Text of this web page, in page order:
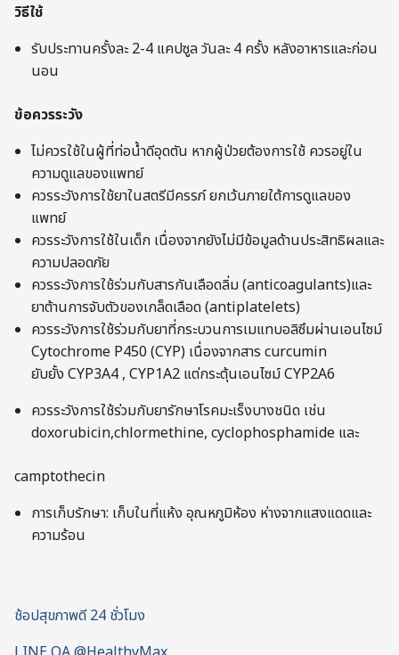
วิธีใช้
รับประทานครั้งละ 2-4 แคปซูล วันละ 4 ครั้ง หลังอาหารและก่อน
นอน
ข้อควรระวัง
ไม่ควรใช้ในผู้ที่ท่อน้ำดีอุดตัน หากผู้ป่วยต้องการใช้ ควรอยู่ใน
ความดูแลของแพทย์
ควรระวังการใช้ยาในสตรีมีครรภ์ ยกเว้นภายใต้การดูแลของ
แพทย์
ควรระวังการใช้ในเด็ก เนื่องจากยังไม่มีข้อมูลด้านประสิทธิผลและ
ความปลอดภัย
ควรระวังการใช้ร่วมกับสารกันเลือดลิ่ม (anticoagulants)และ
ยาต้านการจับตัวของเกล็ดเลือด (antiplatelets)
ควรระวังการใช้ร่วมกับยาที่กระบวนการเมแทบอลิซึมผ่านเอนไซม์
Cytochrome P450 (CYP) เนื่องจากสาร curcumin
ยับยั้ง CYP3A4 , CYP1A2 แต่กระตุ้นเอนไซม์ CYP2A6
ควรระวังการใช้ร่วมกับยารักษาโรคมะเร็งบางชนิด เช่น
doxorubicin,chlormethine, cyclophosphamide และ
camptothecin
การเก็บรักษา: เก็บในที่แห้ง อุณหภูมิห้อง ห่างจากแสงแดดและ
ความร้อน
ช้อปสุขภาพดี 24 ชั่วโมง